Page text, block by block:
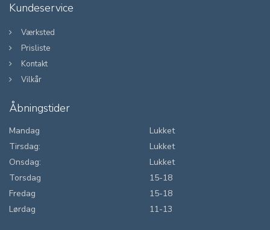
Kundeservice
Værksted
Prisliste
Kontakt
Vilkår
Åbningstider
Mandag
Lukket
Tirsdag:
Lukket
Onsdag:
Lukket
Torsdag
15-18
Fredag
15-18
Lørdag
11-13